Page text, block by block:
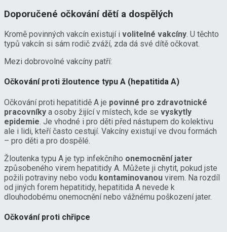
Doporučené očkování dětí a dospělých
Kromě povinných vakcín existují i volitelné vakcíny. U těchto
typů vakcín si sám rodič zváží, zda dá své dítě očkovat.
Mezi dobrovolné vakcíny patří:
Očkování proti žloutence typu A (hepatitida A)
Očkování proti hepatitidě A je povinné pro zdravotnické
pracovníky a osoby žijící v místech, kde se vyskytly
epidemie . Je vhodné i pro děti před nástupem do kolektivu
ale i lidi, kteří často cestují. Vakcíny existují ve dvou formách
– pro děti a pro dospělé.
Žloutenka typu A je typ infekčního onemocnění jater
způsobeného virem hepatitidy A. Můžete ji chytit, pokud jste
požili potraviny nebo vodu kontaminovanou virem. Na rozdíl
od jiných forem hepatitidy, hepatitida A nevede k
dlouhodobému onemocnění nebo vážnému poškození jater.
Očkování proti chřipce